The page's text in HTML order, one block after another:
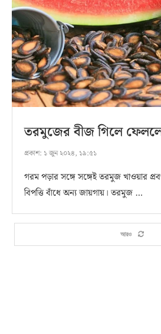
তরমুজের বীজ গিলে
প্রকাশ: ১ জুন ২০২৪, ১৯:৫১
গরম পড়ার সঙ্গে সঙ্গেই তরমুজ খাওয়ার
বিপত্তি বাঁধে অন্য জায়গায়। তরমুজ …
আরও